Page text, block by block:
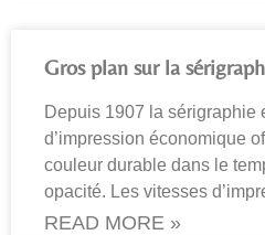
Gros plan sur la
Depuis 1907 la sérigraphie
d’impression économique
couleur durable dans le
opacité. Les vitesses
READ MORE »